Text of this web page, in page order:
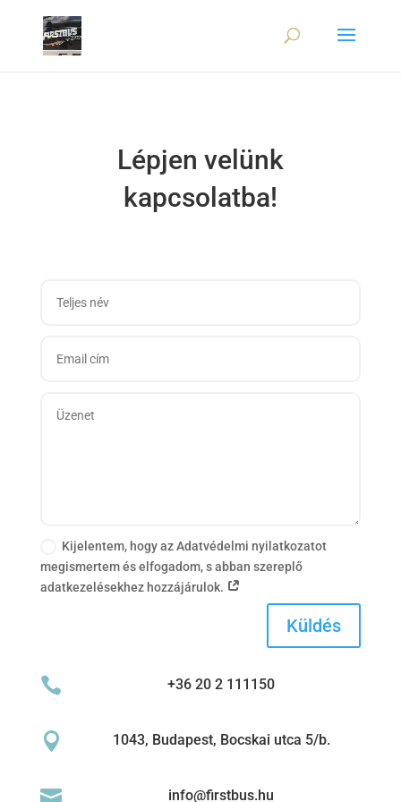
Lépjen velünk
kapcsolatba!
Kijelentem, hogy az Adatvédelmi nyilatkozatot
megismertem és elfogadom, s abban szereplő
adatkezelésekhez hozzájárulok.
Küldés
 +36 20 2 111150
 1043, Budapest, Bocskai utca 5/b.
 info@firstbus.hu